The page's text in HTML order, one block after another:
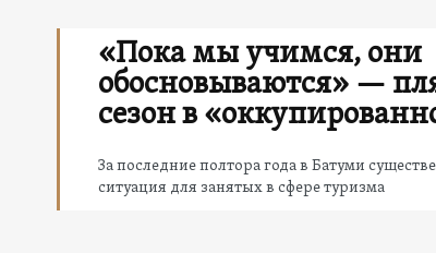
«Пока мы учимся, они
обосновываются» —
сезон в
За последние полтора года в Батуми
ситуация для занятых в сфере туризма